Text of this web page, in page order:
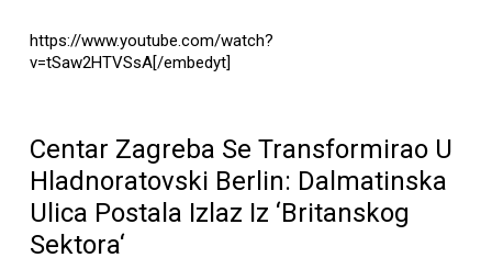
https://www.youtube.com/watch?
v=tSaw2HTVSsA[/embedyt]
Centar Zagreba Se Transformirao U
Hladnoratovski Berlin: Dalmatinska
Ulica Postala Izlaz Iz ‘britanskog
Sektora‘